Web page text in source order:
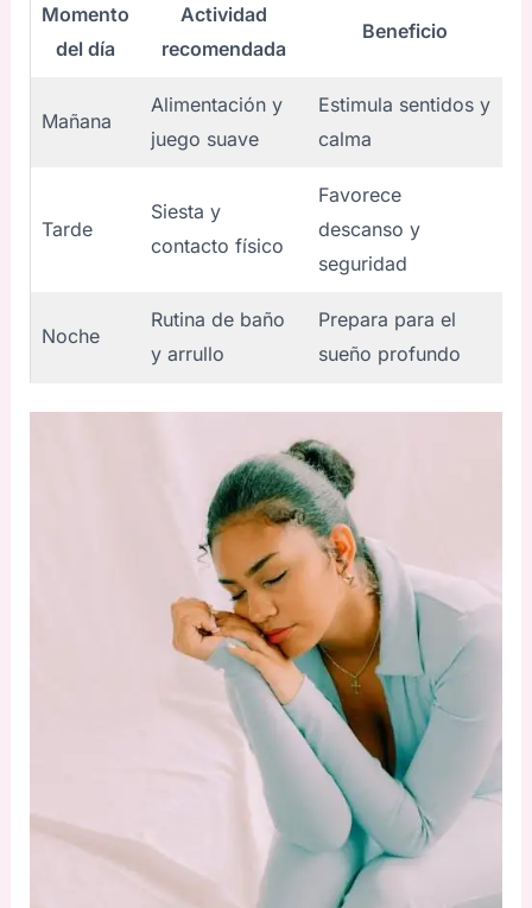
Momento
del día
Actividad
recomendada
Beneficio
Mañana
Alimentación y
juego suave
Estimula sentidos y
calma
Tarde
Siesta y
contacto físico
Favorece
descanso y
seguridad
Noche
Rutina de baño
y arrullo
Prepara para el
sueño profundo